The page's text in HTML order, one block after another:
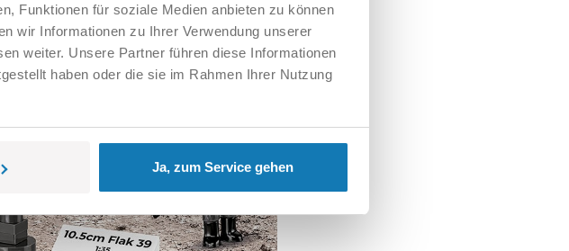
Funktionen für soziale Medien anbieten zu können
wir Informationen zu Ihrer Verwendung unserer
weiter. Unsere Partner führen diese Informationen
haben oder die sie im Rahmen Ihrer Nutzung
Ja, zum Service gehen